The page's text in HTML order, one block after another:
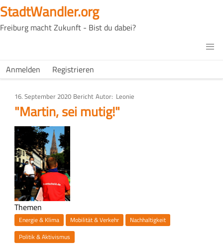
Direkt
zum
Inhalt
StadtWandler.org
Freiburg macht Zukunft - Bist du dabei?
Main
H4C
USER
Anmelden Registrieren
16. September 2020 Art
des
Artikels
Bericht Autor Leonie
"Martin, sei mutig!"
Bild
Themen
Energie & Klima Mobilität & Verkehr
Nachhaltigkeit
Politik & Aktivismus